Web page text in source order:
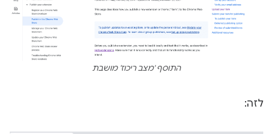
התוסף 'מצב ריכוז' מושבת
לזה: